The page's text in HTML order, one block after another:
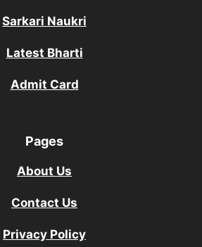
Sarkari Naukri
Latest Bharti
Admit Card
Pages
About Us
Contact Us
Privacy Policy